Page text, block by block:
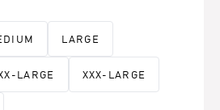
LARGE
LARGE XXX-LARGE